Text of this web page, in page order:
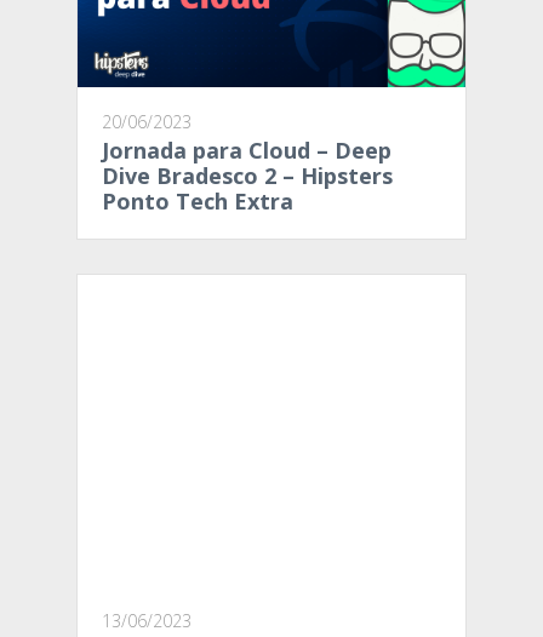
20/06/2023
Jornada para Cloud – Deep
Dive Bradesco 2 – Hipsters
Ponto Tech Extra
13/06/2023